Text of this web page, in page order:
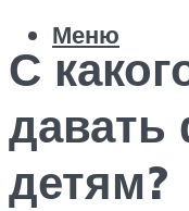
Меню
С
давать
детям?